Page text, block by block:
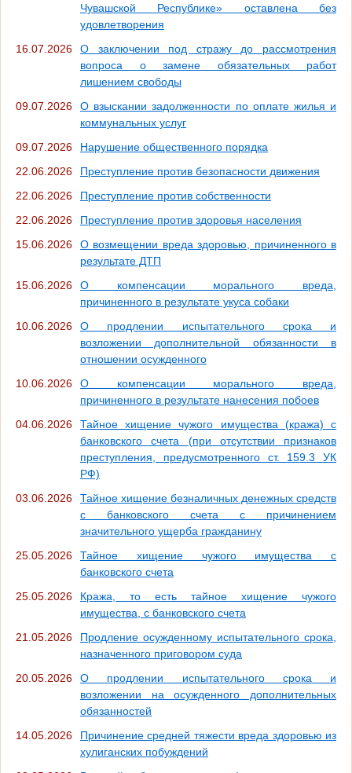
Чувашской Республике» оставлена без
удовлетворения
16.07.2026
О заключении под стражу до рассмотрения
вопроса о замене обязательных работ
лишением свободы
09.07.2026
О взыскании задолженности по оплате жилья и
коммунальных услуг
09.07.2026
Нарушение общественного порядка
22.06.2026
Преступление против безопасности движения
22.06.2026
Преступление против собственности
22.06.2026
Преступление против здоровья населения
15.06.2026
О возмещении вреда здоровью, причиненного в
результате ДТП
15.06.2026
О компенсации морального вреда,
причиненного в результате укуса собаки
10.06.2026
О продлении испытательного срока и
возложении дополнительной обязанности в
отношении осужденного
10.06.2026
О компенсации морального вреда,
причиненного в результате нанесения побоев
04.06.2026
Тайное хищение чужого имущества (кража) с
банковского счета (при отсутствии признаков
преступления, предусмотренного ст. 159.3 УК
РФ)
03.06.2026
Тайное хищение безналичных денежных средств
с банковского счета с причинением
значительного ущерба гражданину
25.05.2026
Тайное хищение чужого имущества с
банковского счета
25.05.2026
Кража, то есть тайное хищение чужого
имущества, с банковского счета
21.05.2026
Продление осужденному испытательного срока,
назначенного приговором суда
20.05.2026
О продлении испытательного срока и
возложении на осужденного дополнительных
обязанностей
14.05.2026
Причинение средней тяжести вреда здоровью из
хулиганских побуждений